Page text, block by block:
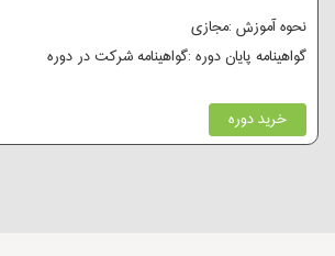
نحوه آموزش :مجازی
گواهینامه پایان دوره :گواهینامه شرکت در دوره
خرید دوره